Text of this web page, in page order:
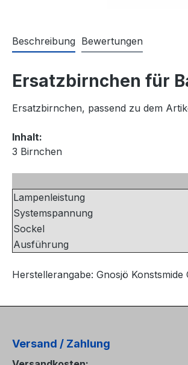
Beschreibung Bewertungen
Ersatzbirnchen für
Ersatzbirnchen, passend zu dem
Inhalt:
3 Birnchen
Lampenleistung
Systemspannung
Sockel
Ausführung
Herstellerangabe: Gnosjö
Versand / Zahlung